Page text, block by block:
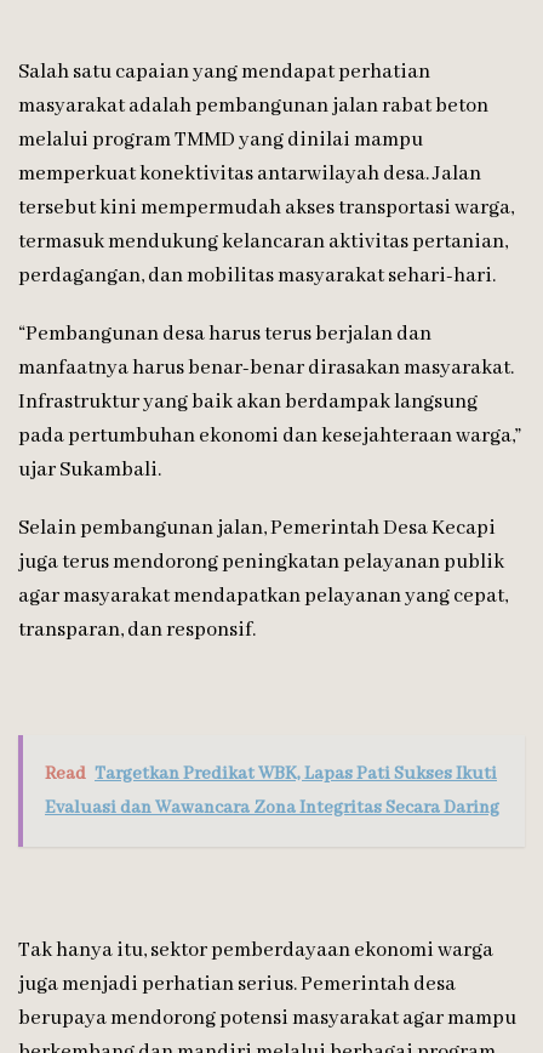
Salah satu capaian yang mendapat perhatian
masyarakat adalah pembangunan jalan rabat beton
melalui program TMMD yang dinilai mampu
memperkuat konektivitas antarwilayah desa. Jalan
tersebut kini mempermudah akses transportasi warga,
termasuk mendukung kelancaran aktivitas pertanian,
perdagangan, dan mobilitas masyarakat sehari-hari.
“Pembangunan desa harus terus berjalan dan
manfaatnya harus benar-benar dirasakan masyarakat.
Infrastruktur yang baik akan berdampak langsung
pada pertumbuhan ekonomi dan kesejahteraan warga,”
ujar Sukambali.
Selain pembangunan jalan, Pemerintah Desa Kecapi
juga terus mendorong peningkatan pelayanan publik
agar masyarakat mendapatkan pelayanan yang cepat,
transparan, dan responsif.
Read Targetkan Predikat WBK, Lapas Pati Sukses Ikuti
Evaluasi dan Wawancara Zona Integritas Secara Daring
Tak hanya itu, sektor pemberdayaan ekonomi warga
juga menjadi perhatian serius. Pemerintah desa
berupaya mendorong potensi masyarakat agar mampu